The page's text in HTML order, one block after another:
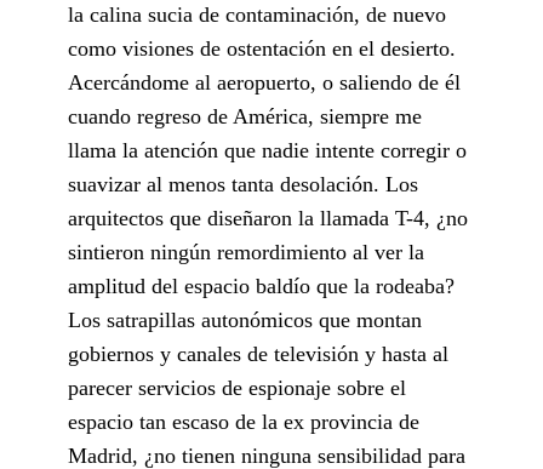
la calina sucia de contaminación, de nuevo
como visiones de ostentación en el desierto.
Acercándome al aeropuerto, o saliendo de él
cuando regreso de América, siempre me
llama la atención que nadie intente corregir o
suavizar al menos tanta desolación. Los
arquitectos que diseñaron la llamada T-4, ¿no
sintieron ningún remordimiento al ver la
amplitud del espacio baldío que la rodeaba?
Los satrapillas autonómicos que montan
gobiernos y canales de televisión y hasta al
parecer servicios de espionaje sobre el
espacio tan escaso de la ex provincia de
Madrid, ¿no tienen ninguna sensibilidad para